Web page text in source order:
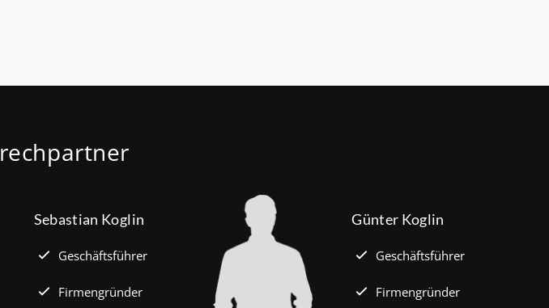
Wohnen, Stadtentwicklung und Bauwesen (BMWSB)
Sebastian Koglin
Geschäftsführer
Firmengründer
Günter Koglin
Geschäftsführer
Firmengründer